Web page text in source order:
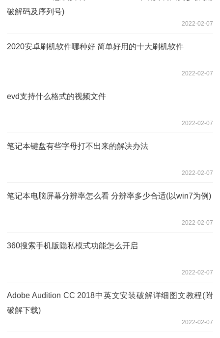
破解码及序列号)
2022-02-07
2020安卓刷机软件哪种好 简单好用的十大刷机软件
2022-02-07
evd支持什么格式的视频文件
2022-02-07
笔记本键盘有些字母打不出来的解决办法
2022-02-07
笔记本电脑屏幕分辨率怎么看 分辨率多少合适(以win7为例)
2022-02-07
360搜索手机版隐私模式功能怎么开启
2022-02-07
Adobe Audition CC 2018中英文安装破解详细图文教程(附
破解下载)
2022-02-07